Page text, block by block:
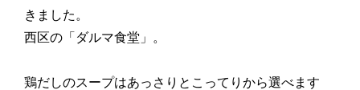
きました。
西区の「ダルマ食堂」。
鶏だしのスープはあっさりとこってりから選べます